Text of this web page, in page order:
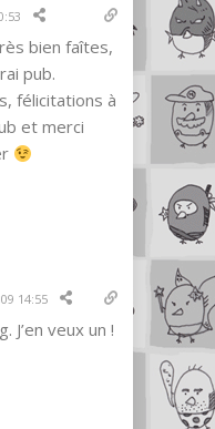
bien faîtes,
pub.
félicitations à
et merci
14:55
J’en veux un !